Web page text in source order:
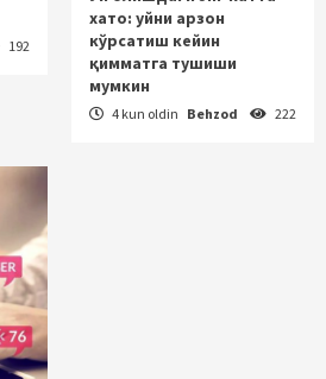
192
хато: уйни арзон
кўрсатиш кейин
қимматга тушиши
мумкин
4 kun oldin Behzod 222